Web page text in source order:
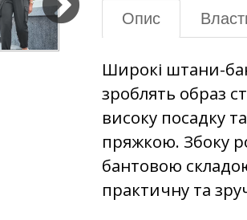
Опис
Широкі штани-
зроблять образ
високу посадку
пряжкою. Збоку
бантовою
практичну та